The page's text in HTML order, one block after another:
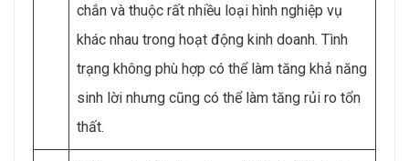
chắn và thuộc rất nhiều loại hình nghiệp vụ
khác nhau trong hoạt động kinh doanh. Tình
trạng không phù hợp có thể làm tăng khả năng
sinh lời nhưng cũng có thể làm tăng rủi ro tổn
thất.